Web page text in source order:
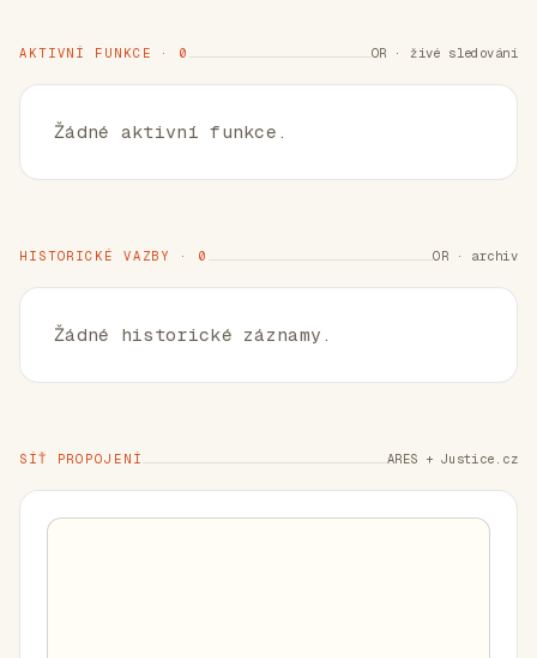
AKTIVNÍ FUNKCE · 0 OR · živé sledování
Žádné aktivní funkce.
HISTORICKÉ VAZBY · 0 OR · archiv
Žádné historické záznamy.
SÍŤ PROPOJENÍ ARES + Justice.cz